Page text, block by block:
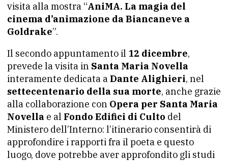
visita alla mostra “AniMA. La magia del
cinema d’animazione da Biancaneve a
Goldrake”.
Il secondo appuntamento il 12 dicembre,
prevede la visita in Santa Maria Novella
interamente dedicata aDante Alighieri, nel
settecentenario della sua morte, anche grazie
alla collaborazione con Opera per Santa Maria
Novella e al Fondo Edifici di Culto del
Ministero dell’Interno: l’itinerario consentirà di
approfondire i rapporti fra il poeta e questo
luogo, dove potrebbe aver approfondito gli studi